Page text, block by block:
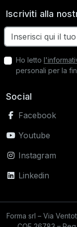
Iscriviti alla
Ho letto
personali per la
Social
Facebook
Youtube
Instagram
Linkedin
Forma srl – Via